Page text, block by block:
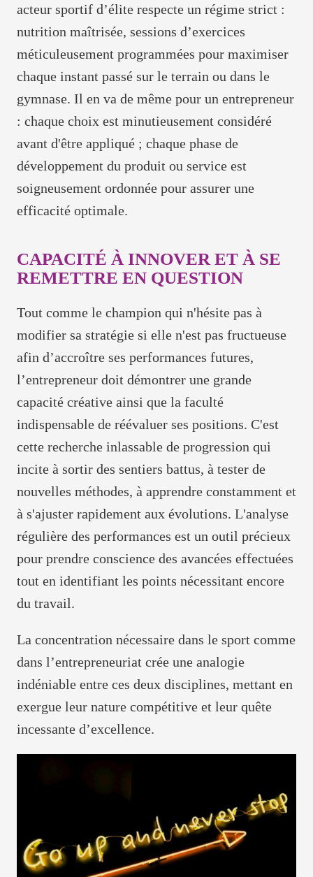
acteur sportif d’élite respecte un régime strict :
nutrition maîtrisée, sessions d’exercices
méticuleusement programmées pour maximiser
chaque instant passé sur le terrain ou dans le
gymnase. Il en va de même pour un entrepreneur
: chaque choix est minutieusement considéré
avant d'être appliqué ; chaque phase de
développement du produit ou service est
soigneusement ordonnée pour assurer une
efficacité optimale.
CAPACITÉ À INNOVER ET À SE
REMETTRE EN QUESTION
Tout comme le champion qui n'hésite pas à
modifier sa stratégie si elle n'est pas fructueuse
afin d’accroître ses performances futures,
l’entrepreneur doit démontrer une grande
capacité créative ainsi que la faculté
indispensable de réévaluer ses positions. C'est
cette recherche inlassable de progression qui
incite à sortir des sentiers battus, à tester de
nouvelles méthodes, à apprendre constamment et
à s'ajuster rapidement aux évolutions. L'analyse
régulière des performances est un outil précieux
pour prendre conscience des avancées effectuées
tout en identifiant les points nécessitant encore
du travail.
La concentration nécessaire dans le sport comme
dans l’entrepreneuriat crée une analogie
indéniable entre ces deux disciplines, mettant en
exergue leur nature compétitive et leur quête
incessante d’excellence.